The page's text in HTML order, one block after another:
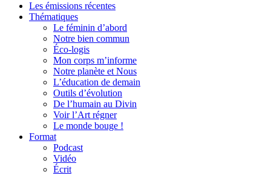
Les émissions récentes
Thématiques
Le féminin d’abord
Notre bien commun
Éco-logis
Mon corps m’informe
Notre planète et Nous
L’éducation de demain
Outils d’évolution
De l’humain au Divin
Voir l’Art régner
Le monde bouge !
Format
Podcast
Vidéo
Écrit